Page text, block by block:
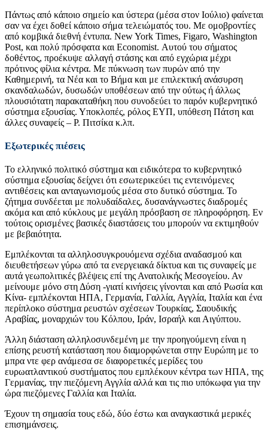
Πάντως από κάποιο σημείο και ύστερα (μέσα στον Ιούλιο) φαίνεται
σαν να έχει δοθεί κάποιο σήμα τελειώματός του. Με ομοβροντίες
από κομβικά διεθνή έντυπα. New York Times, Figaro, Washington
Post, και πολύ πρόσφατα και Economist. Αυτού του σήματος
δοθέντος, προέκυψε αλλαγή στάσης και από εγχώρια μέχρι
πρότινος φίλια κέντρα. Με πύκνωση των πυρών από την
Καθημερινή, τα Νέα και το Βήμα και με επιλεκτική ανάσυρση
σκανδαλωδών, δυσωδών υποθέσεων από την ούτως ή άλλως
πλουσιότατη παρακαταθήκη που συνοδεύει το παρόν κυβερνητικό
σύστημα εξουσίας. Υποκλοπές, ρόλος ΕΥΠ, υπόθεση Πάτση και
άλλες συναφείς – Ρ. Πιτσίκα κ.λπ.
Εξωτερικές πιέσεις
Το ελληνικό πολιτικό σύστημα και ειδικότερα το κυβερνητικό
σύστημα εξουσίας δείχνει ότι εσωτερικεύει τις εντεινόμενες
αντιθέσεις και ανταγωνισμούς μέσα στο δυτικό σύστημα. Το
ζήτημα συνδέεται με πολυδαίδαλες, δυσανάγνωστες διαδρομές
ακόμα και από κύκλους με μεγάλη πρόσβαση σε πληροφόρηση. Εν
τούτοις ορισμένες βασικές διαστάσεις του μπορούν να εκτιμηθούν
με βεβαιότητα.
Εμπλέκονται τα αλληλοσυγκρουόμενα σχέδια αναδασμού και
διευθετήσεων γύρω από τα ενεργειακά δίκτυα και τις συναφείς με
αυτά γεωπολιτικές βλέψεις επί της Ανατολικής Μεσογείου. Αν
μείνουμε μόνο στη Δύση -γιατί κινήσεις γίνονται και από Ρωσία και
Κίνα- εμπλέκονται ΗΠΑ, Γερμανία, Γαλλία, Αγγλία, Ιταλία και ένα
περίπλοκο σύστημα ρευστών σχέσεων Τουρκίας, Σαουδικής
Αραβίας, μοναρχιών του Κόλπου, Ιράν, Ισραήλ και Αιγύπτου.
Άλλη διάσταση αλληλοσυνδεμένη με την προηγούμενη είναι η
επίσης ρευστή κατάσταση που διαμορφώνεται στην Ευρώπη με το
μπρα ντε φερ ανάμεσα σε διαφορετικές μερίδες του
ευρωατλαντικού συστήματος που εμπλέκουν κέντρα των ΗΠΑ, της
Γερμανίας, την πιεζόμενη Αγγλία αλλά και τις πιο υπόκωφα για την
ώρα πιεζόμενες Γαλλία και Ιταλία.
Έχουν τη σημασία τους εδώ, δύο έστω και αναγκαστικά μερικές
επισημάνσεις.